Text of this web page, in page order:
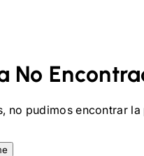
No
no pudimos encontrar la